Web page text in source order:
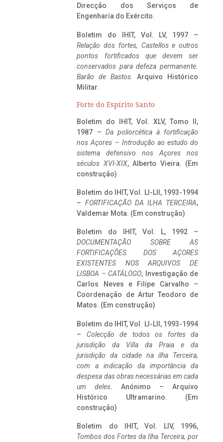
Direcção dos Serviços de
Engenharia do Exército.
Boletim do IHIT, Vol. LV, 1997 –
Relação dos fortes, Castellos e outros
pontos fortificados que devem ser
conservados para defeza permanente.
Barão de Bastos. Arquivo Histórico
Militar.
Forte do Espírito Santo
Boletim do IHIT, Vol. XLV, Tomo II,
1987 – Da poliorcética à fortificação
nos Açores – Introdução ao estudo do
sistema defensivo nos Açores nos
séculos XVI-XIX, Alberto Vieira. (Em
construção)
Boletim do IHIT, Vol. LI-LII, 1993-1994
– FORTIFICAÇÃO DA ILHA TERCEIRA,
Valdemar Mota. (Em construção)
Boletim do IHIT, Vol. L, 1992 –
DOCUMENTAÇÃO SOBRE AS
FORTIFICAÇÕES DOS AÇORES
EXISTENTES NOS ARQUIVOS DE
LISBOA – CATÁLOGO, Investigação de
Carlos Neves e Filipe Carvalho –
Coordenação de Artur Teodoro de
Matos. (Em construção)
Boletim do IHIT, Vol. LI-LII, 1993-1994
– Colecção de todos os fortes da
jurisdição da Villa da Praia e da
jurisdição da cidade na ilha Terceira,
com a indicação da importância da
despesa das obras necessárias em cada
um deles. Anónimo – Arquivo
Histórico Ultramarino. (Em
construção)
Boletim do IHIT, Vol. LIV, 1996,
Tombos dos Fortes da Ilha Terceira, por